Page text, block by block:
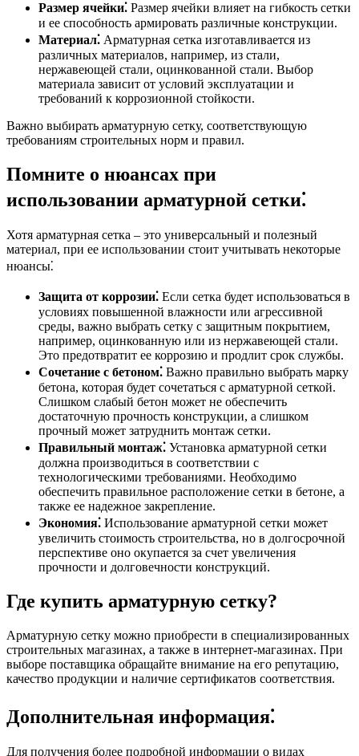
Размер ячейки⁚ Размер ячейки влияет на гибкость сетки
и ее способность армировать различные конструкции.
Материал⁚ Арматурная сетка изготавливается из
различных материалов, например, из стали,
нержавеющей стали, оцинкованной стали. Выбор
материала зависит от условий эксплуатации и
требований к коррозионной стойкости.
Важно выбирать арматурную сетку, соответствующую
требованиям строительных норм и правил.
Помните о нюансах при
использовании арматурной сетки⁚
Хотя арматурная сетка ‒ это универсальный и полезный
материал, при ее использовании стоит учитывать некоторые
нюансы⁚
Защита от коррозии⁚ Если сетка будет использоваться в
условиях повышенной влажности или агрессивной
среды, важно выбрать сетку с защитным покрытием,
например, оцинкованную или из нержавеющей стали.
Это предотвратит ее коррозию и продлит срок службы.
Сочетание с бетоном⁚ Важно правильно выбрать марку
бетона, которая будет сочетаться с арматурной сеткой.
Слишком слабый бетон может не обеспечить
достаточную прочность конструкции, а слишком
прочный может затруднить монтаж сетки.
Правильный монтаж⁚ Установка арматурной сетки
должна производиться в соответствии с
технологическими требованиями. Необходимо
обеспечить правильное расположение сетки в бетоне, а
также ее надежное закрепление.
Экономия⁚ Использование арматурной сетки может
увеличить стоимость строительства, но в долгосрочной
перспективе оно окупается за счет увеличения
прочности и долговечности конструкций.
Где купить арматурную сетку?
Арматурную сетку можно приобрести в специализированных
строительных магазинах, а также в интернет-магазинах. При
выборе поставщика обращайте внимание на его репутацию,
качество продукции и наличие сертификатов соответствия.
Дополнительная информация⁚
Для получения более подробной информации о видах